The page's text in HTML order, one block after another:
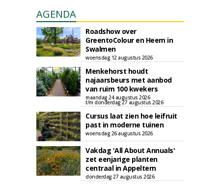
AGENDA
Roadshow over
GreentoColour en Heem in
Swalmen
woensdag 12 augustus 2026
Menkehorst houdt
najaarsbeurs met aanbod
van ruim 100 kwekers
maandag 24 augustus 2026
t/m donderdag 27 augustus 2026
Cursus laat zien hoe leifruit
past in moderne tuinen
woensdag 26 augustus 2026
Vakdag 'All About Annuals'
zet eenjarige planten
centraal in Appeltern
donderdag 27 augustus 2026